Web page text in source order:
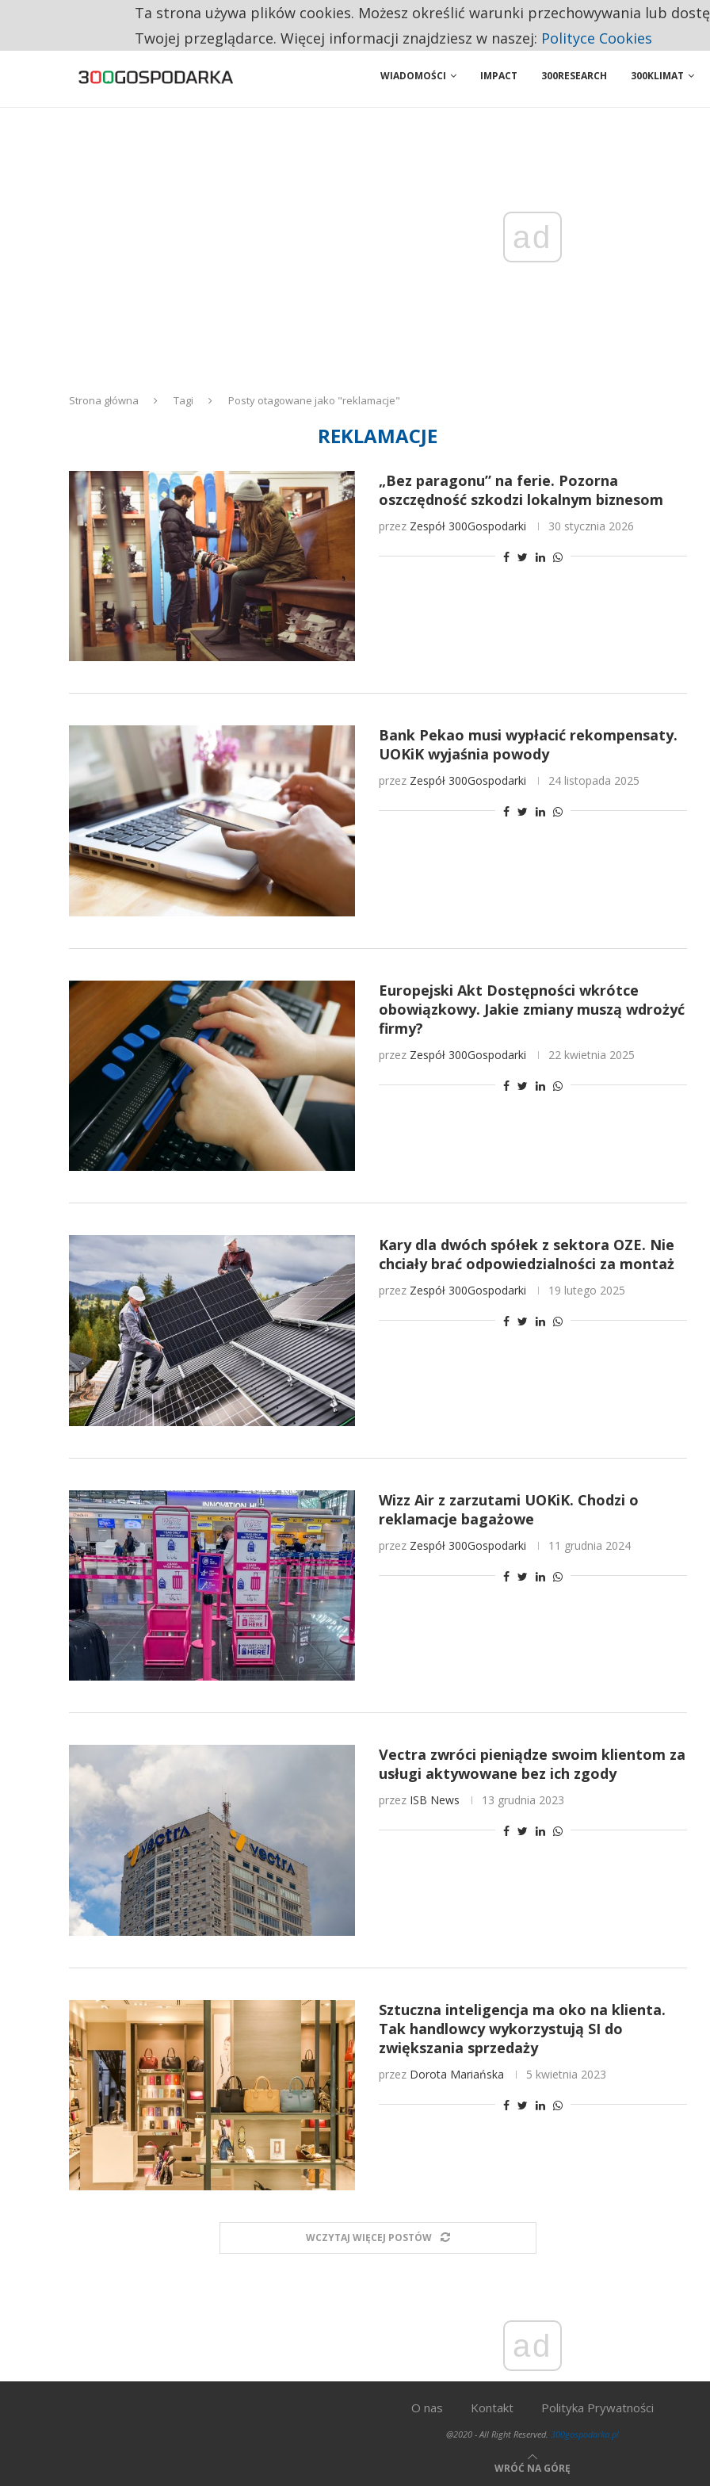
RESTRYKCJE CHIN UDERZAJĄ W EUROPEJSKI PRZEMYSŁ. NA LIŚCIE SĄ DWA PODMIOTY Z POLSKI
WIADOMOŚCI IMPACT 300RESEARCH 300KLIMAT
ad
Strona główna Tagi Posty otagowane jako "reklamacje"
REKLAMACJE
„Bez paragonu” na ferie. Pozorna
oszczędność szkodzi lokalnym biznesom
przez Zespół 300Gospodarki 30 stycznia 2026
Bank Pekao musi wypłacić rekompensaty.
UOKiK wyjaśnia powody
przez Zespół 300Gospodarki 24 listopada 2025
Europejski Akt Dostępności wkrótce
obowiązkowy. Jakie zmiany muszą wdrożyć
firmy?
przez Zespół 300Gospodarki 22 kwietnia 2025
Kary dla dwóch spółek z sektora OZE. Nie
chciały brać odpowiedzialności za montaż
przez Zespół 300Gospodarki 19 lutego 2025
Wizz Air z zarzutami UOKiK. Chodzi o
reklamacje bagażowe
przez Zespół 300Gospodarki 11 grudnia 2024
Vectra zwróci pieniądze swoim klientom za
usługi aktywowane bez ich zgody
przez ISB News 13 grudnia 2023
Sztuczna inteligencja ma oko na klienta.
Tak handlowcy wykorzystują SI do
zwiększania sprzedaży
przez Dorota Mariańska 5 kwietnia 2023
WCZYTAJ WIĘCEJ POSTÓW
ad
O nas Kontakt Polityka Prywatności
@2020 - All Right Reserved. 300gospodarka.pl
WRÓĆ NA GÓRĘ
Ta strona używa plików cookies. Możesz określić warunki przechowywania lub
Twojej przeglądarce. Więcej informacji znajdziesz w naszej: Polityce Cookies